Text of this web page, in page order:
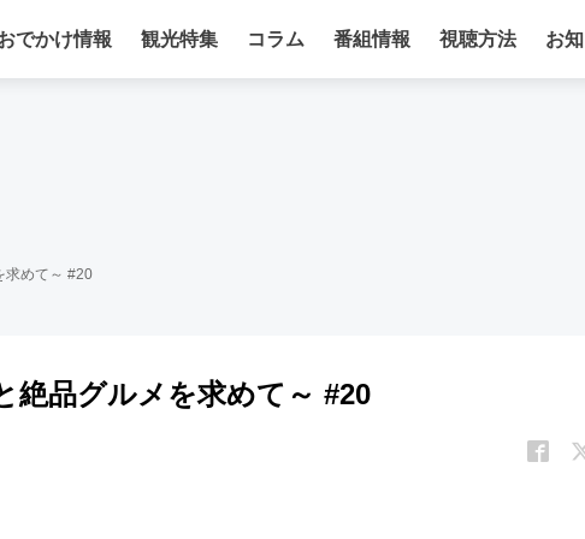
でかけ情報 観光特集 コラム 番組情報 視聴方法 お
求めて～ #20
絶品グルメを求めて～ #20